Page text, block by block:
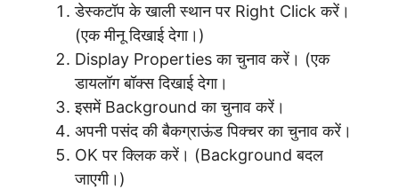
डेस्कटॉप के खाली स्थान पर Right Click करें।
(एक मीनू दिखाई देगा।)
Display Properties का चुनाव करें। (एक
डायलॉग बॉक्स दिखाई देगा।
इसमें Background का चुनाव करें।
अपनी पसंद की बैकग्राऊंड पिक्चर का चुनाव करें।
OK पर क्लिक करें। (Background बदल
जाएगी।)